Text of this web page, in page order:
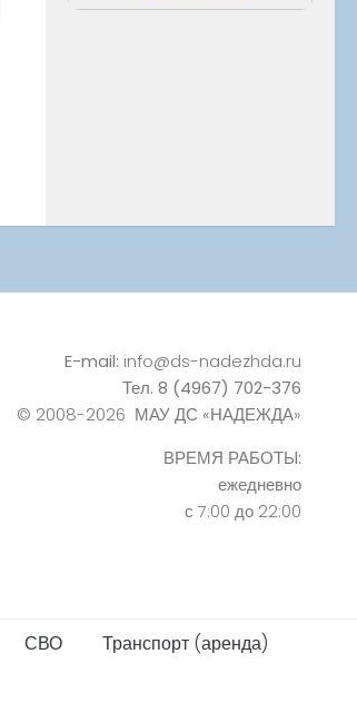
E-mail: info@ds-nadezhda.ru
Тел. 8 (4967) 702-376
© 2008-2026 МАУ ДС «НАДЕЖДА»
ВРЕМЯ РАБОТЫ:
ежедневно
с 7:00 до 22:00
СВО
Транспорт (аренда)